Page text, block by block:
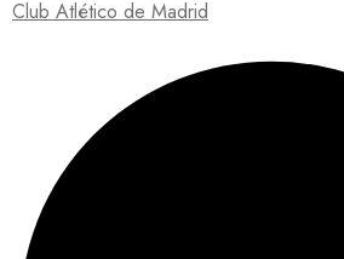
Club Atlético de Madrid